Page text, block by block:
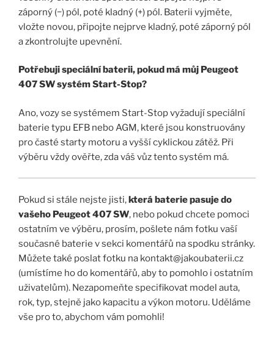
záporný (−) pól, poté kladný (+) pól. Baterii vyjměte,
vložte novou, připojte nejprve kladný, poté záporný pól
a zkontrolujte upevnění.
Potřebuji speciální baterii, pokud má můj Peugeot
407 SW systém Start-Stop?
Ano, vozy se systémem Start-Stop vyžadují speciální
baterie typu EFB nebo AGM, které jsou konstruovány
pro časté starty motoru a vyšší cyklickou zátěž. Při
výběru vždy ověřte, zda váš vůz tento systém má.
Pokud si stále nejste jisti,která baterie pasuje do
vašeho Peugeot 407 SW, nebo pokud chcete pomoci
ostatním ve výběru, prosím, pošlete nám fotku vaší
současné baterie v sekci komentářů na spodku stránky.
Můžete také poslat fotku na kontakt@jakoubaterii.cz
(umístíme ho do komentářů, aby to pomohlo i ostatním
uživatelům). Nezapomeňte specifikovat model auta,
rok, typ, stejně jako kapacitu a výkon motoru. Uděláme
vše pro to, abychom vám pomohli!